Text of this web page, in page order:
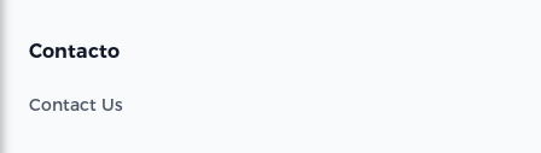
Contacto
Contact Us